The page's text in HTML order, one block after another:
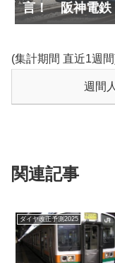
言！ 阪神電鉄
測(2027年3月
(集計期間 直近1週
週間
関連記事
ダイヤ改正予測2025